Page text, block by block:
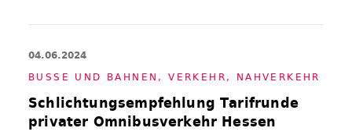
04.06.2024
BUS­SE UND BAH­NEN ,VER­KEHR , NAH­VER­KEHR
Schlichtungsempfehlung Tarifrunde
privater Omnibusverkehr Hessen